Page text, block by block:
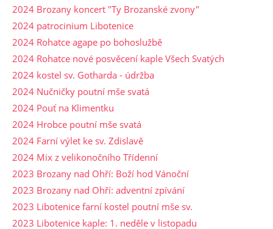
2024 Brozany koncert "Ty Brozanské zvony"
2024 patrocinium Libotenice
2024 Rohatce agape po bohoslužbě
2024 Rohatce nové posvěcení kaple Všech Svatých
2024 kostel sv. Gotharda - údržba
2024 Nučničky poutní mše svatá
2024 Pouť na Klimentku
2024 Hrobce poutní mše svatá
2024 Farní výlet ke sv. Zdislavě
2024 Mix z velikonočního Třídenní
2023 Brozany nad Ohří: Boží hod Vánoční
2023 Brozany nad Ohří: adventní zpívání
2023 Libotenice farní kostel poutní mše sv.
2023 Libotenice kaple: 1. neděle v listopadu